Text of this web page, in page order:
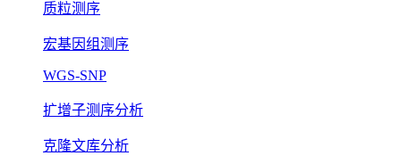
质粒测序
宏基因组测序
WGS-SNP
扩增子测序分析
克隆文库分析